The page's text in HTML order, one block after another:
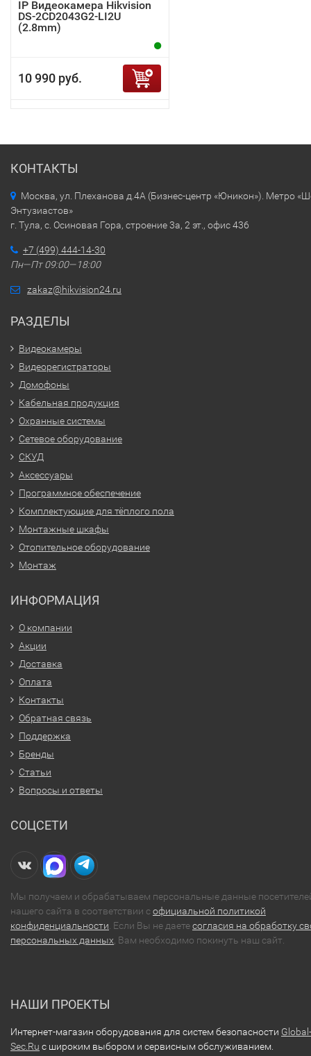
IP Видеокамера Hikvision
DS-2CD2043G2-LI2U
(2.8mm)
10 990 руб.
КОНТАКТЫ
Москва, ул. Плеханова д.4А (Бизнес-центр «Юникон»). Метро
Энтузиастов»
г. Тула, с. Осиновая Гора, строение 3а, 2 эт., офис 436
+7 (499) 444-14-30
Пн—Пт 09:00—18:00
zakaz@hikvision24.ru
РАЗДЕЛЫ
Видеокамеры
Видеорегистраторы
Домофоны
Кабельная продукция
Охранные системы
Сетевое оборудование
СКУД
Аксессуары
Программное обеспечение
Комплектующие для тёплого пола
Монтажные шкафы
Отопительное оборудование
Монтаж
ИНФОРМАЦИЯ
О компании
Акции
Доставка
Оплата
Контакты
Обратная связь
Поддержка
Бренды
Статьи
Вопросы и ответы
СОЦСЕТИ
Мы получаем и обрабатываем персональные данные
нашего сайта в соответствии софициальной политикой
конфиденциальности . Если Вы не даетесогласия на обработку
персональных данных , Вам необходимо покинуть наш сайт.
НАШИ ПРОЕКТЫ
Интернет-магазин оборудования для систем безопасности Global-
Sec.Ru с широким выбором и сервисным обслуживанием.